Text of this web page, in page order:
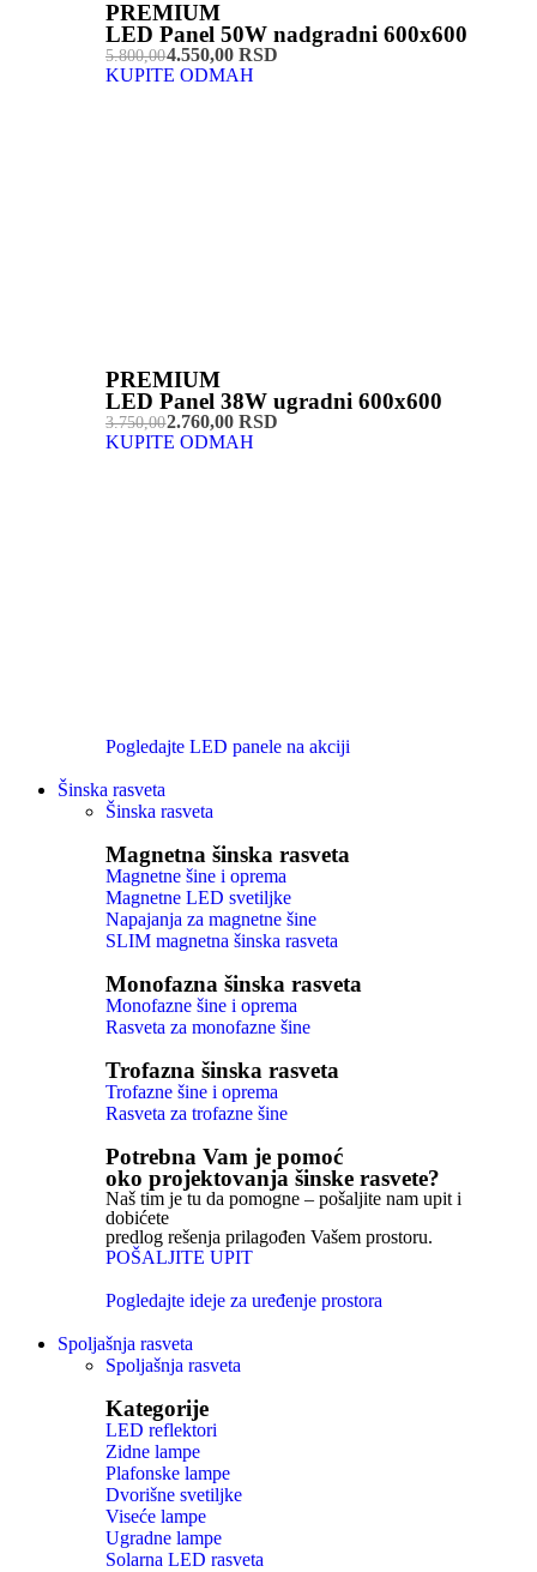
PREMIUM
LED Panel 50W nadgradni 600x600
5.800,004.550,00 RSD
KUPITE ODMAH
PREMIUM
LED Panel 38W ugradni 600x600
3.750,002.760,00 RSD
KUPITE ODMAH
Pogledajte LED panele na akciji
Šinska rasveta
Šinska rasveta
Magnetna šinska rasveta
Magnetne šine i oprema
Magnetne LED svetiljke
Napajanja za magnetne šine
SLIM magnetna šinska rasveta
Monofazna šinska rasveta
Monofazne šine i oprema
Rasveta za monofazne šine
Trofazna šinska rasveta
Trofazne šine i oprema
Rasveta za trofazne šine
Potrebna Vam je pomoć
oko projektovanja šinske rasvete?
Naš tim je tu da pomogne – pošaljite nam upit i
dobićete
predlog rešenja prilagođen Vašem prostoru.
POŠALJITE UPIT
Pogledajte ideje za uređenje prostora
Spoljašnja rasveta
Spoljašnja rasveta
Kategorije
LED reflektori
Zidne lampe
Plafonske lampe
Dvorišne svetiljke
Viseće lampe
Ugradne lampe
Solarna LED rasveta